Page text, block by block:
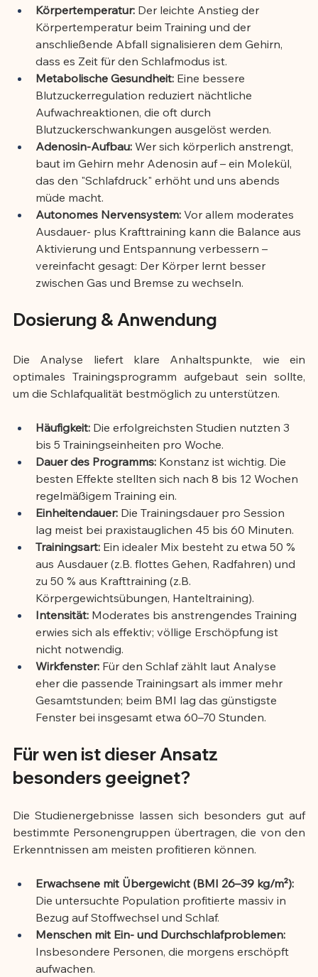
Körpertemperatur: Der leichte Anstieg der
Körpertemperatur beim Training und der
anschließende Abfall signalisieren dem Gehirn,
dass es Zeit für den Schlafmodus ist.
Metabolische Gesundheit: Eine bessere
Blutzuckerregulation reduziert nächtliche
Aufwachreaktionen, die oft durch
Blutzuckerschwankungen ausgelöst werden.
Adenosin-Aufbau: Wer sich körperlich anstrengt,
baut im Gehirn mehr Adenosin auf – ein Molekül,
das den "Schlafdruck" erhöht und uns abends
müde macht.
Autonomes Nervensystem: Vor allem moderates
Ausdauer- plus Krafttraining kann die Balance aus
Aktivierung und Entspannung verbessern –
vereinfacht gesagt: Der Körper lernt besser
zwischen Gas und Bremse zu wechseln.
Dosierung & Anwendung
Die Analyse liefert klare Anhaltspunkte, wie ein
optimales Trainingsprogramm aufgebaut sein sollte,
um die Schlafqualität bestmöglich zu unterstützen.
Häufigkeit: Die erfolgreichsten Studien nutzten 3
bis 5 Trainingseinheiten pro Woche.
Dauer des Programms: Konstanz ist wichtig. Die
besten Effekte stellten sich nach 8 bis 12 Wochen
regelmäßigem Training ein.
Einheitendauer: Die Trainingsdauer pro Session
lag meist bei praxistauglichen 45 bis 60 Minuten.
Trainingsart: Ein idealer Mix besteht zu etwa 50 %
aus Ausdauer (z.B. flottes Gehen, Radfahren) und
zu 50 % aus Krafttraining (z.B.
Körpergewichtsübungen, Hanteltraining).
Intensität: Moderates bis anstrengendes Training
erwies sich als effektiv; völlige Erschöpfung ist
nicht notwendig.
Wirkfenster: Für den Schlaf zählt laut Analyse
eher die passende Trainingsart als immer mehr
Gesamtstunden; beim BMI lag das günstigste
Fenster bei insgesamt etwa 60–70 Stunden.
Für wen ist dieser Ansatz
besonders geeignet?
Die Studienergebnisse lassen sich besonders gut auf
bestimmte Personengruppen übertragen, die von den
Erkenntnissen am meisten profitieren können.
Erwachsene mit Übergewicht (BMI 26–39 kg/m²):
Die untersuchte Population profitierte massiv in
Bezug auf Stoffwechsel und Schlaf.
Menschen mit Ein- und Durchschlafproblemen:
Insbesondere Personen, die morgens erschöpft
aufwachen.